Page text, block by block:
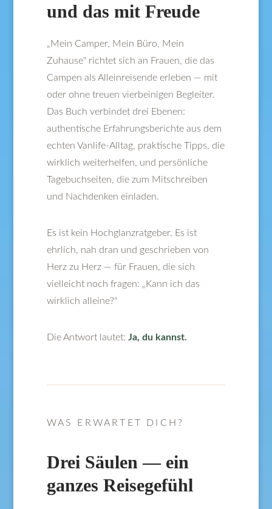
und das mit Freude
„Mein Camper, Mein Büro, Mein
Zuhause" richtet sich an Frauen, die das
Campen als Alleinreisende erleben — mit
oder ohne treuen vierbeinigen Begleiter.
Das Buch verbindet drei Ebenen:
authentische Erfahrungsberichte aus dem
echten Vanlife-Alltag, praktische Tipps, die
wirklich weiterhelfen, und persönliche
Tagebuchseiten, die zum Mitschreiben
und Nachdenken einladen.
Es ist kein Hochglanzratgeber. Es ist
ehrlich, nah dran und geschrieben von
Herz zu Herz — für Frauen, die sich
vielleicht noch fragen: „Kann ich das
wirklich alleine?"
Die Antwort lautet: Ja, du kannst.
WAS ERWARTET DICH?
Drei Säulen — ein
ganzes Reisegefühl